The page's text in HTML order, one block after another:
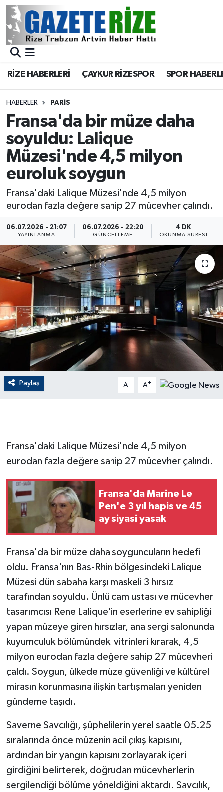
RİZE HABERLERİ ÇAYKUR RİZESPOR SPOR
HABERLER PARİS
Fransa'da bir müze daha
soyuldu: Lalique
Müzesi'nde 4,5 milyon
euroluk soygun
Fransa'daki Lalique Müzesi'nde 4,5 milyon
eurodan fazla değere sahip 27 mücevher çalındı.
06.07.2026 - 21:07
YAYINLANMA
06.07.2026 - 22:20
GÜNCELLEME
4 DK
OKUNMA SÜRESI
Paylaş A- A+
Fransa'daki Lalique Müzesi'nde 4,5 milyon
eurodan fazla değere sahip 27 mücevher çalındı.
Fransa'da Marine Le
Pen'e 3 yıl hapis ve 45
ay siyasi yasak
Fransa'da bir müze daha soyguncuların hedefi
oldu. Fransa'nın Bas-Rhin bölgesindeki Lalique
Müzesi dün sabaha karşı maskeli 3 hırsız
tarafından soyuldu. Ünlü cam ustası ve mücevher
tasarımcısı Rene Lalique'in eserlerine ev sahipliği
yapan müzeye giren hırsızlar, ana sergi salonunda
kuyumculuk bölümündeki vitrinleri kırarak, 4,5
milyon eurodan fazla değere sahip 27 mücevheri
çaldı. Soygun, ülkede müze güvenliği ve kültürel
mirasın korunmasına ilişkin tartışmaları yeniden
gündeme taşıdı.
Saverne Savcılığı, şüphelilerin yerel saatle 05.25
sıralarında önce müzenin acil çıkış kapısını,
ardından bir yangın kapısını zorlayarak içeri
girdiğini belirterek, doğrudan mücevherlerin
sergilendiği bölüme yöneldiğini aktardı. Savcılık,
BÖLGEMİZ
Asayiş
Rize Jandarma Komutanlığı
Bilim Teknoloji
Bölge
Advertising news
Dış Haberler
Dünya
EĞİTİM
EKONOMİ
English News
Gayrimenkul
GÜNDEM
Güvenlik
HABERDE İNSAN
İNSAN
İş Dünyası
Jandarma
KÜLTÜR SANAT
MAGAZİN
Otomobil
POLİTİKA
Sağlık
Merkez Nöbetçi Eczaneler
Merkez Trafik Yoğunluk Haritası
Süper Lig Puan Durumu ve Fikstür
Tüm Manşetler
Son Dakika Haberleri
Haber Arşivi